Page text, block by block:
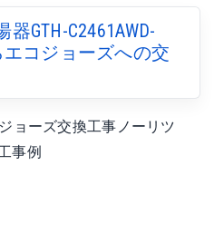
GTH-C2461AWD-
コジョーズへの交
ョーズ交換工事ノーリツ
事例